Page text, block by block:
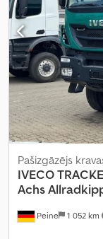
Peine 1 052 km
Pašizgāzējs
IVECO
Achs